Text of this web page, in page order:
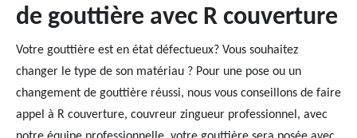
de gouttière avec R couverture
Votre gouttière est en état défectueux? Vous souhaitez
changer le type de son matériau ? Pour une pose ou un
changement de gouttière réussi, nous vous conseillons de faire
appel à R couverture, couvreur zingueur professionnel, avec